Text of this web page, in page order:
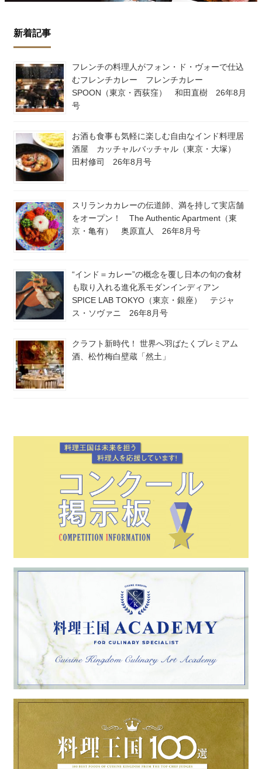
新着記事
フレンチの料理人がフォン・ド・ヴォーで仕込
むフレンチカレー フレンチカレー
SPOON（東京・西荻窪） 和田直樹 26年8月
号
お酒も食事も気軽に楽しむ自由なインド料理居
酒屋 カッチャルバッチャル（東京・大塚）
田村修司 26年8月号
スリランカカレーの伝道師、満を持して実店舗
をオープン！ The Authentic Apartment（東
京・亀有） 奥原直人 26年8月号
“インド＝カレー”の概念を覆し日本の旬の食材
も取り入れる進化系モダンインディアン
SPICE LAB TOKYO（東京・銀座） テジャ
ス・ソヴァニ 26年8月号
クラフト新時代！ 世界へ羽ばたくプレミアム
酒、松竹梅白壁蔵「然土」